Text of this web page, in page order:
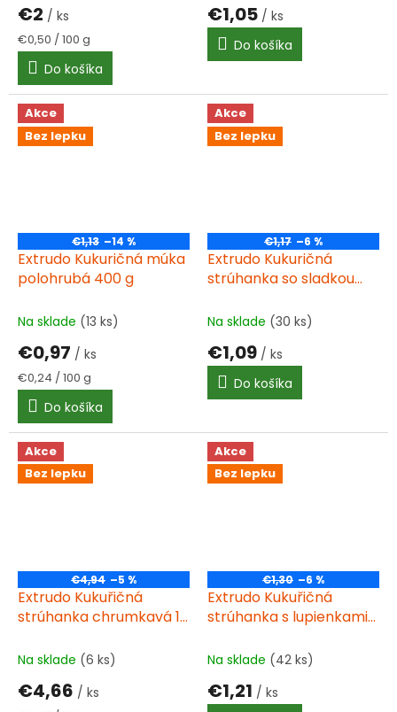
€2 / ks
Jednotková
cena:
€0,50 / 100 g
Do košíka
€1,05 / ks
Do košíka
Akce
Bez lepku
€1,13 –14 %
Extrudo Kukuričná múka
polohrubá 400 g
Na sklade (13 ks)
€0,97 / ks
Jednotková
cena:
€0,24 / 100 g
Do košíka
Akce
Bez lepku
€1,17 –6 %
Extrudo Kukuričná
strúhanka so sladkou
Na sklade (30 ks)
€1,09 / ks
Do košíka
Akce
Bez lepku
€4,94 –5 %
Extrudo Kukuřičná
strúhanka chrumkavá 1
Na sklade (6 ks)
€4,66 / ks
Akce
Bez lepku
€1,30 –6 %
Extrudo Kukuřičná
strúhanka s lupienkami
Na sklade (42 ks)
€1,21 / ks